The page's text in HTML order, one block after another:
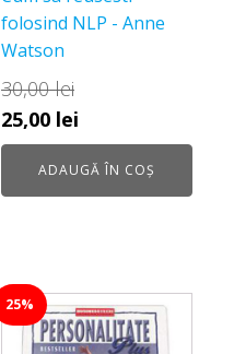
folosind NLP - Anne
Watson
30,00lei
Prețul
inițial
25,00 lei
curent
este:
ADAUGĂ ÎN COȘ
25%